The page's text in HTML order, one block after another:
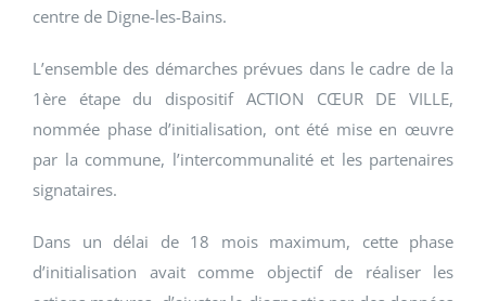
centre de Digne-les-Bains.
L’ensemble des démarches prévues dans le cadre de la
1ère étape du dispositif ACTION CŒUR DE VILLE,
nommée phase d’initialisation, ont été mise en œuvre
par la commune, l’intercommunalité et les partenaires
signataires.
Dans un délai de 18 mois maximum, cette phase
d’initialisation avait comme objectif de réaliser les